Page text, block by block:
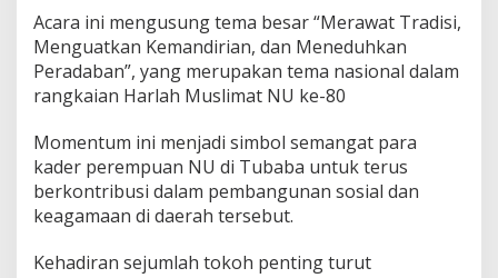
o
k
o
h
P
n
t
i
n
g
Acara ini mengusung tema besar “Merawat Tradisi,
Menguatkan Kemandirian, dan Meneduhkan
Peradaban”, yang merupakan tema nasional dalam
rangkaian Harlah Muslimat NU ke-80
Momentum ini menjadi simbol semangat para
kader perempuan NU di Tubaba untuk terus
berkontribusi dalam pembangunan sosial dan
keagamaan di daerah tersebut.
Kehadiran sejumlah tokoh penting turut